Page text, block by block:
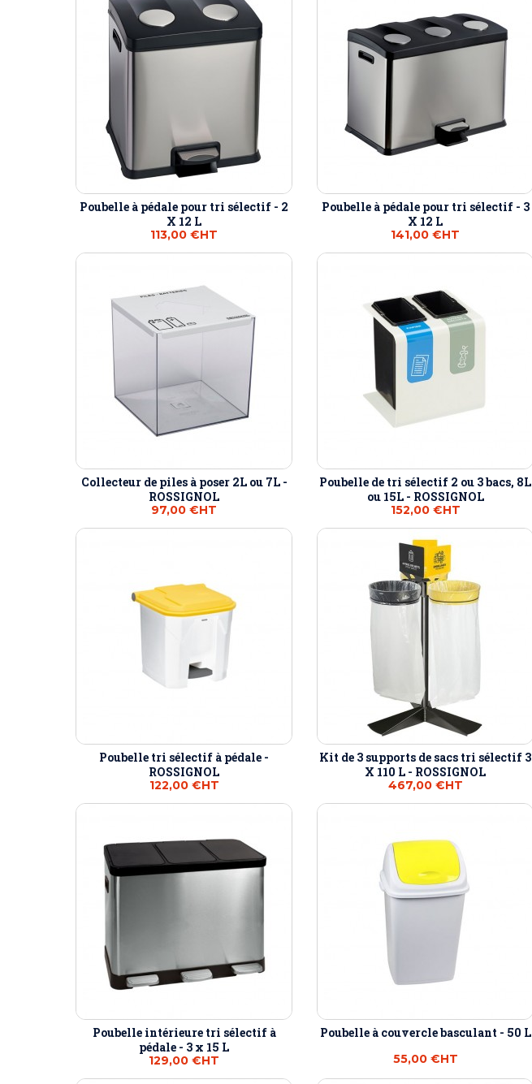
Poubelle à pédale pour tri sélectif - 2
X 12 L
113,00 €HT
Poubelle à pédale pour tri sélectif - 3
X 12 L
141,00 €HT
Collecteur de piles à poser 2L ou 7L -
ROSSIGNOL
97,00 €HT
Poubelle de tri sélectif 2 ou 3 bacs, 8L
ou 15L - ROSSIGNOL
152,00 €HT
Poubelle tri sélectif à pédale -
ROSSIGNOL
122,00 €HT
Kit de 3 supports de sacs tri sélectif 3
X 110 L - ROSSIGNOL
467,00 €HT
Poubelle intérieure tri sélectif à
pédale - 3 x 15 L
129,00 €HT
Poubelle à couvercle basculant - 50 L
55,00 €HT